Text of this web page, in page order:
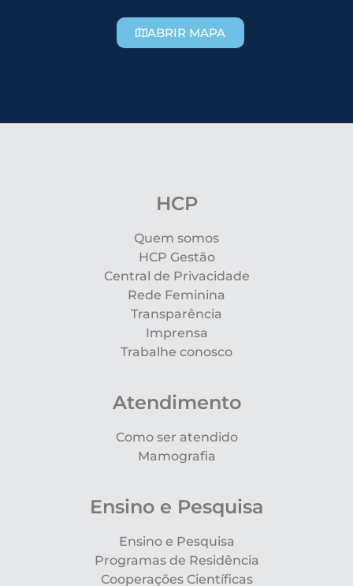
ABRIR MAPA
HCP
Quem somos
HCP Gestão
Central de Privacidade
Rede Feminina
Transparência
Imprensa
Trabalhe conosco
Atendimento
Como ser atendido
Mamografia
Ensino e Pesquisa
Ensino e Pesquisa
Programas de Residência
Cooperações Científicas